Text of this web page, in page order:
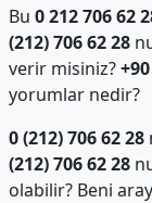
Bu 0 212 706 62
(212) 706 62 28
verir misiniz?
yorumlar nedir?
0 (212) 706 62 28
(212) 706 62 28
olabilir? Beni